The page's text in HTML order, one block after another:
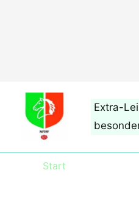
Extra-
Start